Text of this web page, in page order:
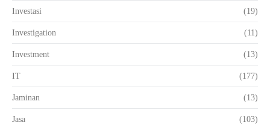
Investasi (19)
Investigation (11)
Investment (13)
IT (177)
Jaminan (13)
Jasa (103)